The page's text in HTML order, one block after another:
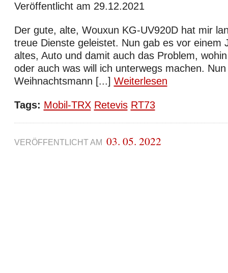
Veröffentlicht am 29.12.2021
Der gute, alte, Wouxun KG-UV920D hat mir
treue Dienste geleistet. Nun gab es vor einem
altes, Auto und damit auch das Problem,
oder auch was will ich unterwegs machen.
Weihnachtsmann [...] Weiterlesen
Tags: Mobil-TRX Retevis RT73
VERÖFFENTLICHT AM 03. 05. 2022